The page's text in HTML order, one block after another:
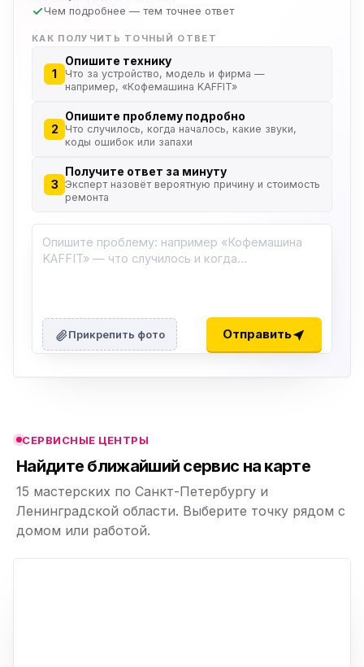
Чем подробнее — тем точнее ответ
КАК ПОЛУЧИТЬ ТОЧНЫЙ ОТВЕТ
1
Опишите технику
Что за устройство, модель и фирма —
например, «Кофемашина KAFFIT»
2
Опишите проблему подробно
Что случилось, когда началось, какие звуки,
коды ошибок или запахи
3
Получите ответ за минуту
Эксперт назовёт вероятную причину и стоимость
ремонта
Прикрепить фото Отправить
СЕРВИСНЫЕ ЦЕНТРЫ
Найдите ближайший сервис на карте
15 мастерских по Санкт-Петербургу и
Ленинградской области. Выберите точку рядом с
домом или работой.
ю